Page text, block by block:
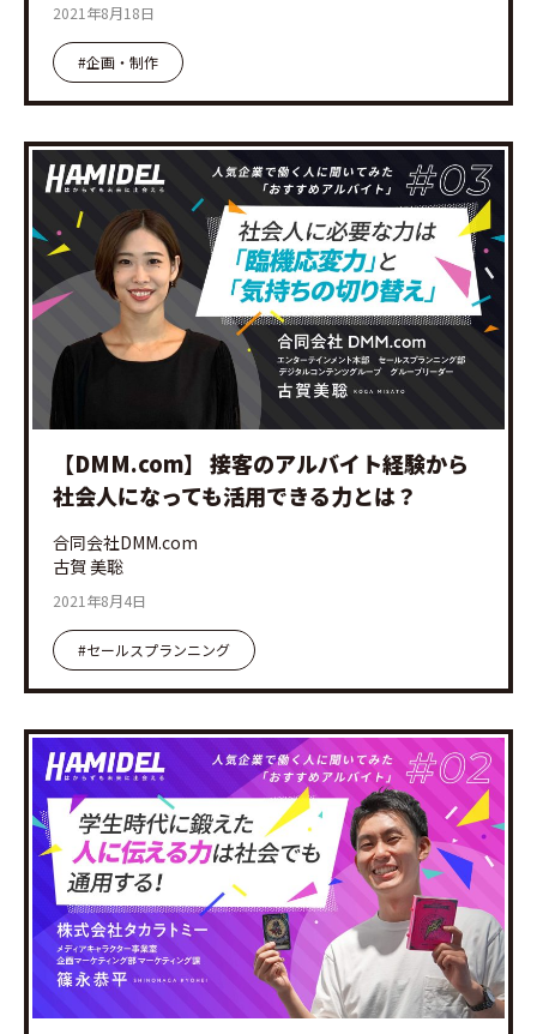
2021年8月18日
#企画・制作
【DMM.com】 接客のアルバイト経験から
社会人になっても活用できる力とは？
合同会社DMM.com
古賀 美聡
2021年8月4日
#セールスプランニング